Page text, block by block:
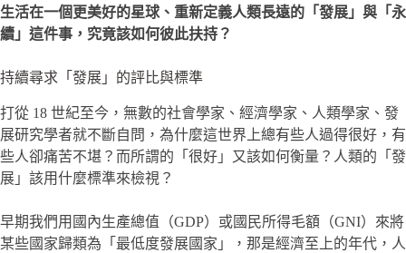
生活在一個更美好的星球、重新定義人類長遠的「發展」與「永
續」這件事，究竟該如何彼此扶持？
持續尋求「發展」的評比與標準
打從 18 世紀至今，無數的社會學家、經濟學家、人類學家、發
展研究學者就不斷自問，為什麼這世界上總有些人過得很好，有
些人卻痛苦不堪？而所謂的「很好」又該如何衡量？人類的「發
展」該用什麼標準來檢視？
早期我們用國內生產總值（GDP）或國民所得毛額（GNI）來將
某些國家歸類為「最低度發展國家」，那是經濟至上的年代，人